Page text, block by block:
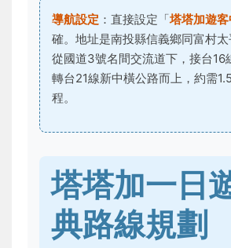
導航設定 ：直接設定「塔塔加遊
確。地址是南投縣信義鄉同富村太
從國道3號名間交流道下，接台16
轉台21線新中橫公路而上，約需
程。
塔塔加一日
典路線規劃